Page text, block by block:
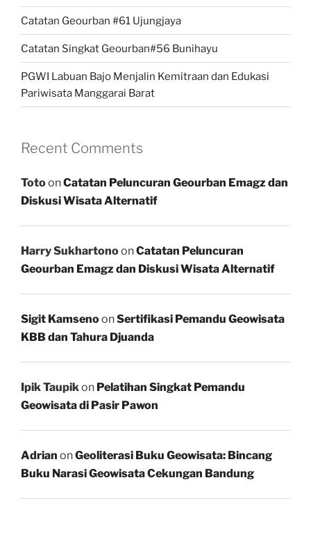
Catatan Geourban #61 Ujungjaya
Catatan Singkat Geourban#56 Bunihayu
PGWI Labuan Bajo Menjalin Kemitraan dan Edukasi
Pariwisata Manggarai Barat
Recent Comments
TotoonCatatan Peluncuran Geourban Emagz dan
Diskusi Wisata Alternatif
Harry SukhartonoonCatatan Peluncuran
Geourban Emagz dan Diskusi Wisata Alternatif
Sigit KamsenoonSertifikasi Pemandu Geowisata
KBB dan Tahura Djuanda
Ipik Taupik on Pelatihan Singkat Pemandu
Geowisata di Pasir Pawon
Adrian onGeoliterasi Buku Geowisata: Bincang
Buku Narasi Geowisata Cekungan Bandung